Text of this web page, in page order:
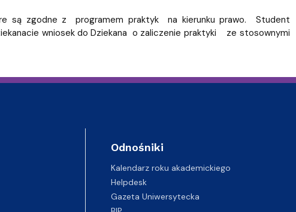
są zgodne z programem praktyk na kierunku prawo. Student
wniosek do Dziekana o zaliczenie praktyki ze stosownymi
Odnośniki
Kalendarz roku akademickiego
Helpdesk
Gazeta Uniwersytecka